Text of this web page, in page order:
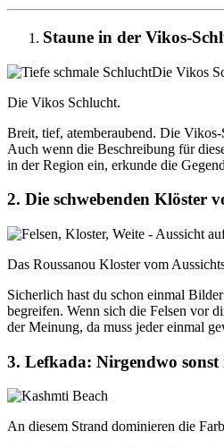
Staune in der Vikos-
Die Vikos Schlucht.
Breit, tief, atemberaubend. Die
Auch wenn die Beschreibung für
in der Region ein, erkunde die
2. Die schwebenden Klöster
Das Roussanou Kloster vom
Sicherlich hast du schon einmal
begreifen. Wenn sich die Felsen vor
der Meinung, da muss jeder einmal
3. Lefkada: Nirgendwo sonst
An diesem Strand dominieren die